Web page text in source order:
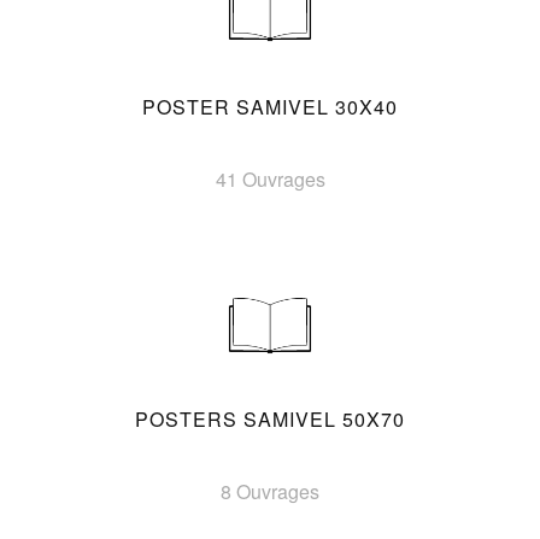
POSTER SAMIVEL 30X40
41 Ouvrages
POSTERS SAMIVEL 50X70
8 Ouvrages